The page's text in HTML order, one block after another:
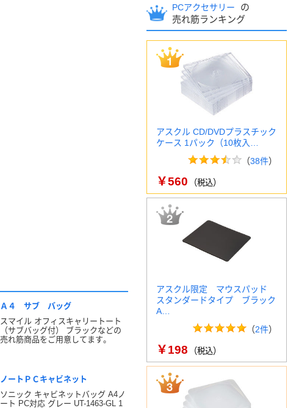
Ａ４ サブ バッグ
スマイル オフィスキャリートート
（サブバッグ付） ブラックなどの
売れ筋商品をご用意してます。
ノートＰＣキャビネット
ソニック キャビネットバッグ A4ノ
ート PC対応 グレー UT-1463-GL 1
PCアクセサリー
の
売れ筋ランキング
アスクル CD/DVDプラスチック
ケース 1パック（10枚入…
（38件）
￥560 （税込）
アスクル限定 マウスパッド
スタンダードタイプ ブラック
A…
（2件）
￥198 （税込）